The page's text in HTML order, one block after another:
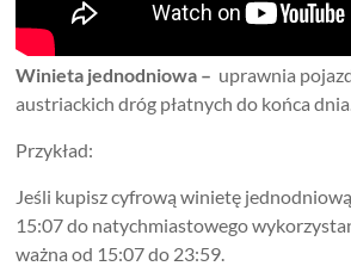
Winieta jednodniowa – uprawnia
austriackich dróg płatnych do końca dnia.
Przykład:
Jeśli kupisz cyfrową winietę
15:07 do natychmiastowego
ważna od 15:07 do 23:59.